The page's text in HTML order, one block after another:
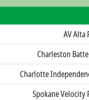
AV Alta
Charleston
Charlotte
Spokane Velocity